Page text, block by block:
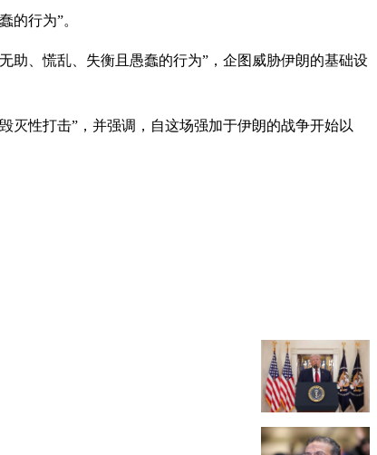
的行为”。
助、慌乱、失衡且愚蠢的行为”，企图威胁伊朗的基础设
灭性打击”，并强调，自这场强加于伊朗的战争开始以